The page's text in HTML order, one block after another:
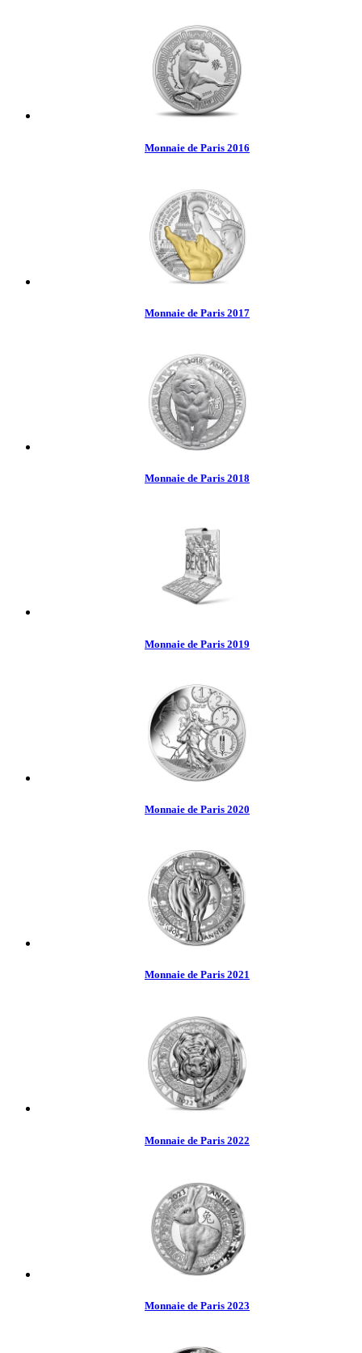
Monnaie de Paris 2016
Monnaie de Paris 2017
Monnaie de Paris 2018
Monnaie de Paris 2019
Monnaie de Paris 2020
Monnaie de Paris 2021
Monnaie de Paris 2022
Monnaie de Paris 2023